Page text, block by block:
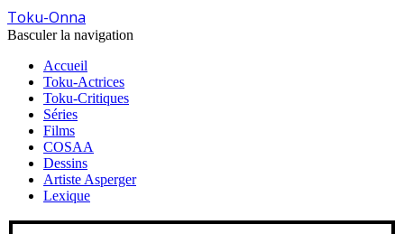
Toku-Onna
Basculer la navigation
Accueil
Toku-Actrices
Toku-Critiques
Séries
Films
COSAA
Dessins
Artiste Asperger
Lexique